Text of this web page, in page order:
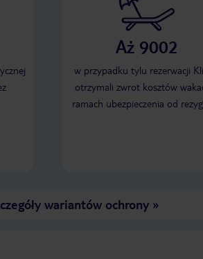
Aż 9002
w przypadku tylu rezerwacji
otrzymali zwrot kosztów
ramach ubezpieczenia od
wariantów ochrony»